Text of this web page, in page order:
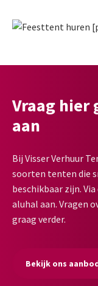
Vraag
aan
Bij Visser Verhuur
soorten tenten die
beschikbaar zijn.
aluhal aan. Vragen
graag verder.
Bekijk ons